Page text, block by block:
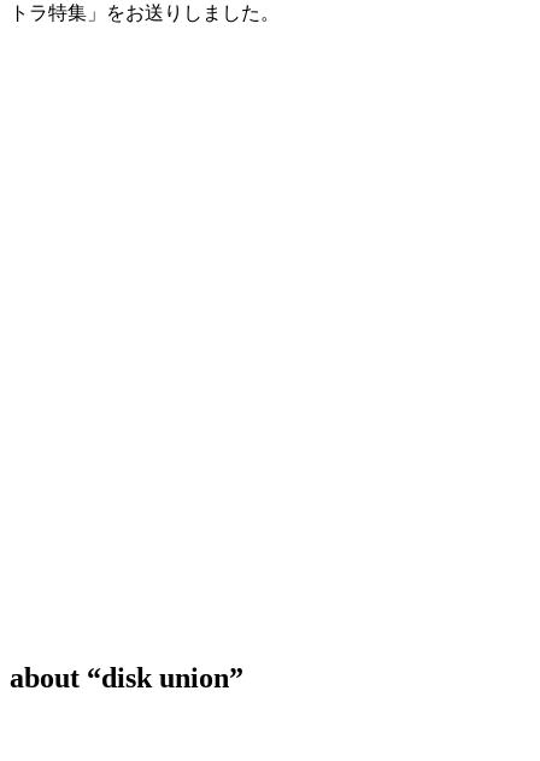
トラ特集」をお送りしました。
about “disk union”